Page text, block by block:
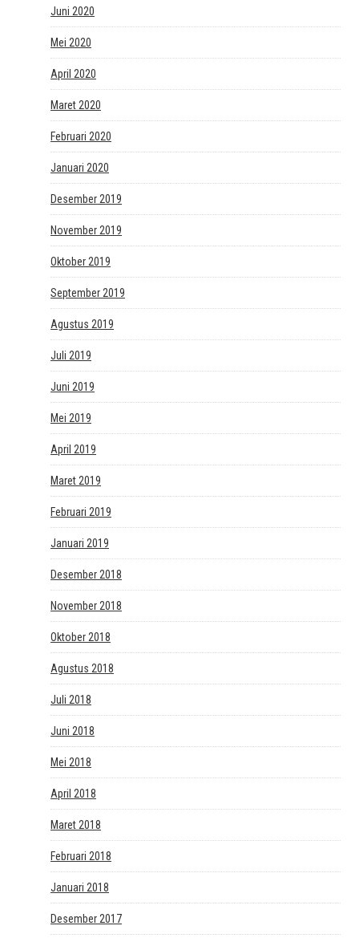
Juni 2020
Mei 2020
April 2020
Maret 2020
Februari 2020
Januari 2020
Desember 2019
November 2019
Oktober 2019
September 2019
Agustus 2019
Juli 2019
Juni 2019
Mei 2019
April 2019
Maret 2019
Februari 2019
Januari 2019
Desember 2018
November 2018
Oktober 2018
Agustus 2018
Juli 2018
Juni 2018
Mei 2018
April 2018
Maret 2018
Februari 2018
Januari 2018
Desember 2017